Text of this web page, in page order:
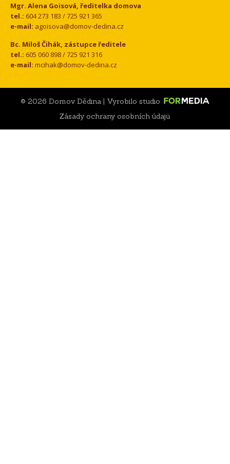
Mgr. Alena Goisová, ředitelka domova
tel.: 604 273 183 / 725 921 365
e-mail: agoisova@domov-dedina.cz
Bc. Miloš Čihák, zástupce ředitele
tel.: 605 060 898 / 725 921 316
e-mail: mcihak@domov-dedina.cz
© 2026 Domov Dědina | Vyrobilo studio
Zásady ochrany osobních údajů